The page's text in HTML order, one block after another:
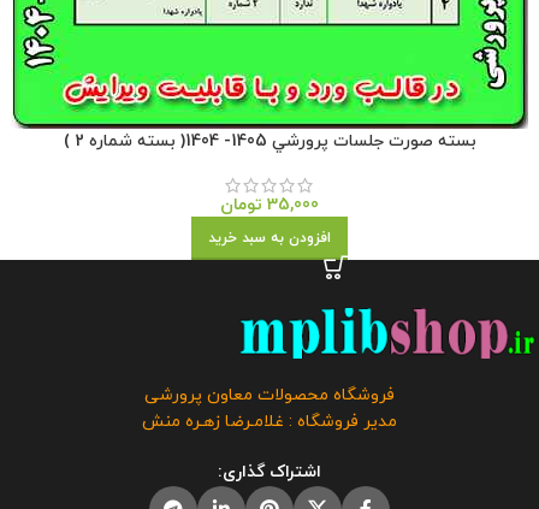
بسته صورت جلسات پرورشي 1405- 1404( بسته شماره 2 )
35,000 تومان
افزودن به سبد خرید
فروشگاه محصولات معاون پرورشی
مدیر فروشگاه : غلامـرضا زهـره منش
اشتراک گذاری: